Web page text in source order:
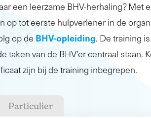
een leerzame BHV-herhaling?
op tot eerste hulpverlener in de
op de BHV-opleiding. De training
taken van de BHV’er centraal staan.
zijn bij de training inbegrepen.
Particulier